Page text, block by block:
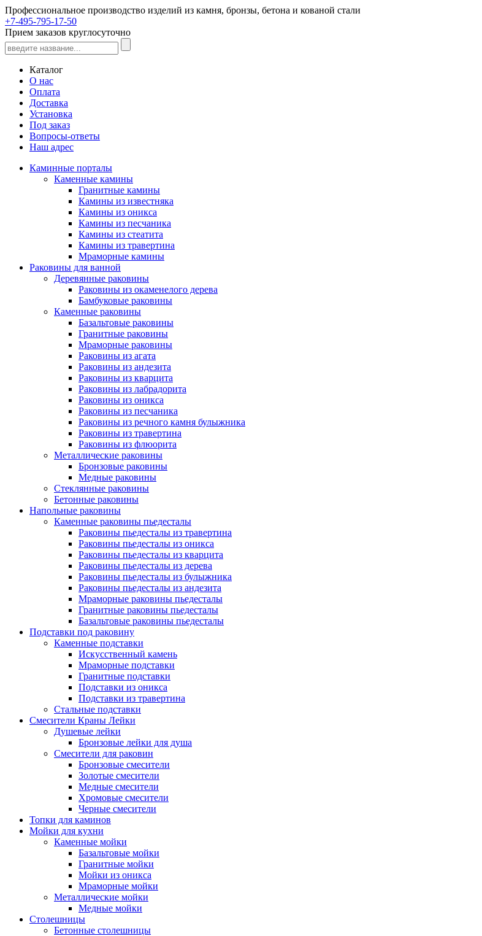
Профессиональное производство изделий из камня, бронзы, бетона и кованой стали
+7-495-795-17-50
Прием заказов круглосуточно
Каталог
О нас
Оплата
Доставка
Установка
Под заказ
Вопросы-ответы
Наш адрес
Каминные порталы
Каменные камины
Гранитные камины
Камины из известняка
Камины из оникса
Камины из песчаника
Камины из стеатита
Камины из травертина
Мраморные камины
Раковины для ванной
Деревянные раковины
Раковины из окаменелого дерева
Бамбуковые раковины
Каменные раковины
Базальтовые раковины
Гранитные раковины
Мраморные раковины
Раковины из агата
Раковины из андезита
Раковины из кварцита
Раковины из лабрадорита
Раковины из оникса
Раковины из песчаника
Раковины из речного камня булыжника
Раковины из травертина
Раковины из флюорита
Металлические раковины
Бронзовые раковины
Медные раковины
Стеклянные раковины
Бетонные раковины
Напольные раковины
Каменные раковины пьедесталы
Раковины пьедесталы из травертина
Раковины пьедесталы из оникса
Раковины пьедесталы из кварцита
Раковины пьедесталы из дерева
Раковины пьедесталы из булыжника
Раковины пьедесталы из андезита
Мраморные раковины пьедесталы
Гранитные раковины пьедесталы
Базальтовые раковины пьедесталы
Подставки под раковину
Каменные подставки
Искусственный камень
Мраморные подставки
Гранитные подставки
Подставки из оникса
Подставки из травертина
Стальные подставки
Смесители Краны Лейки
Душевые лейки
Бронзовые лейки для душа
Смесители для раковин
Бронзовые смесители
Золотые смесители
Медные смесители
Хромовые смесители
Черные смесители
Топки для каминов
Мойки для кухни
Каменные мойки
Базальтовые мойки
Гранитные мойки
Мойки из оникса
Мраморные мойки
Металлические мойки
Медные мойки
Столешницы
Бетонные столешницы